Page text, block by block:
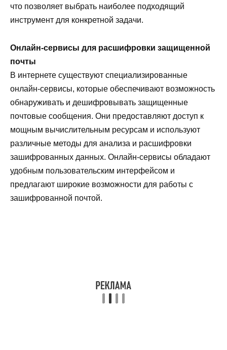
что позволяет выбрать наиболее подходящий
инструмент для конкретной задачи.
Онлайн-сервисы для расшифровки защищенной
почты
В интернете существуют специализированные
онлайн-сервисы, которые обеспечивают возможность
обнаруживать и дешифровывать защищенные
почтовые сообщения. Они предоставляют доступ к
мощным вычислительным ресурсам и используют
различные методы для анализа и расшифровки
зашифрованных данных. Онлайн-сервисы обладают
удобным пользовательским интерфейсом и
предлагают широкие возможности для работы с
зашифрованной почтой.